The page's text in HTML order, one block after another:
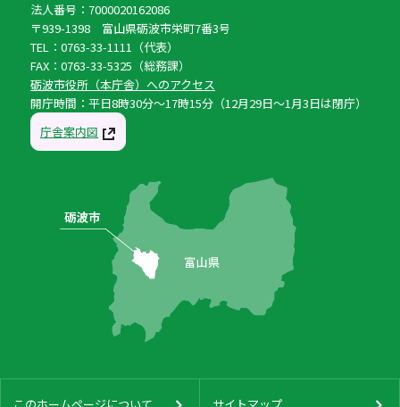
法人番号：7000020162086
〒939-1398 富山県砺波市栄町7番3号
TEL：0763-33-1111（代表）
FAX：0763-33-5325（総務課）
砺波市役所（本庁舎）へのアクセス
開庁時間：平日8時30分〜17時15分（12月29日〜1月3日は閉庁）
庁舎案内図